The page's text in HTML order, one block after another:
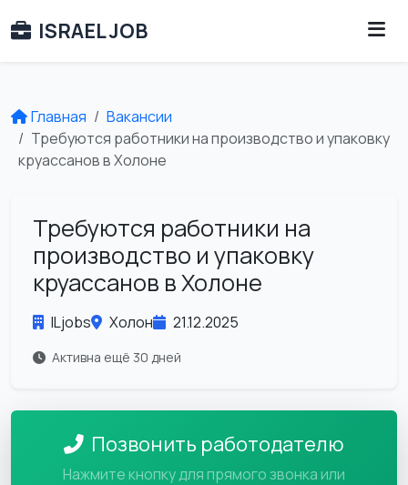
ISRAEL JOB
Главная
Вакансии
Требуются работники на производство и упаковку
круассанов в Холоне
Требуются работники на
производство и упаковку
круассанов в Холоне
ILjobs Холон 21.12.2025
Активна ещё 30 дней
Позвонить работодателю
Нажмите кнопку для прямого звонка или